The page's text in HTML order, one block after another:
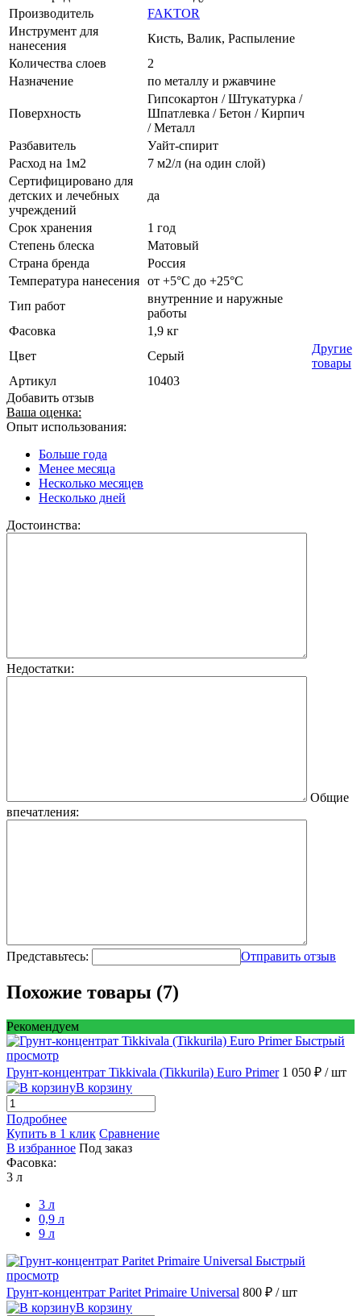
Производитель
FAKTOR
Инструмент для
нанесения
Кисть, Валик, Распыление
Количества слоев
2
Назначение
по металлу и ржавчине
Поверхность
Гипсокартон / Штукатурка /
Шпатлевка / Бетон / Кирпич
/ Металл
Разбавитель
Уайт-спирит
Расход на 1м2
7 м2/л (на один слой)
Сертифицировано для
детских и лечебных
учреждений
да
Срок хранения
1 год
Степень блеска
Матовый
Страна бренда
Россия
Температура нанесения от +5°С до +25°С
Тип работ
внутренние и наружные
работы
Фасовка
1,9 кг
Цвет
Серый
Другие
товары
Артикул
10403
Добавить отзыв
Ваша оценка:
Опыт использования:
Больше года
Менее месяца
Несколько месяцев
Несколько дней
Достоинства:
Недостатки:
Общие
впечатления:
Представьтесь: Отправить отзыв
Похожие товары (7)
Рекомендуем
Быстрый
просмотр
Грунт-концентрат Tikkivala (Tikkurila) Euro Primer 1 050 ₽ / шт
В корзину
Подробнее
Купить в 1 клик Сравнение
В избранное Под заказ
Фасовка:
3 л
3 л
0,9 л
9 л
Быстрый
просмотр
Грунт-концентрат Paritet Primaire Universal 800 ₽ / шт
В корзину